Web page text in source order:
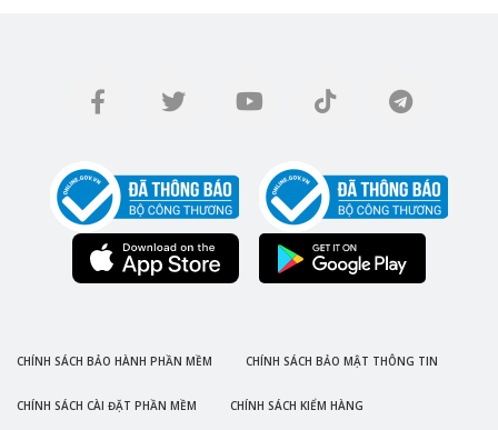
CHÍNH SÁCH BẢO HÀNH PHẦN MỀM CHÍNH SÁCH BẢO MẬT THÔNG TIN
CHÍNH SÁCH CÀI ĐẶT PHẦN MỀM CHÍNH SÁCH KIỂM HÀNG